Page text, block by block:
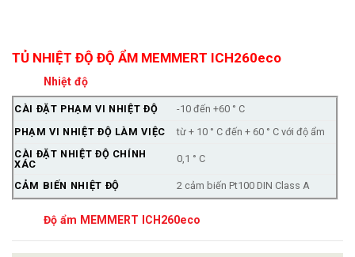
TỦ NHIỆT ĐỘ ĐỘ ẨM MEMMERT ICH260eco
Nhiệt độ
CÀI ĐẶT PHẠM VI NHIỆT ĐỘ
-10 đến +60 ° C
PHẠM VI NHIỆT ĐỘ LÀM VIỆC
từ + 10 ° C đến + 60 ° C với độ ẩm
CÀI ĐẶT NHIỆT ĐỘ CHÍNH
XÁC
0,1 ° C
CẢM BIẾN NHIỆT ĐỘ 2 cảm biến Pt100 DIN Class A
Độ ẩm MEMMERT ICH260eco